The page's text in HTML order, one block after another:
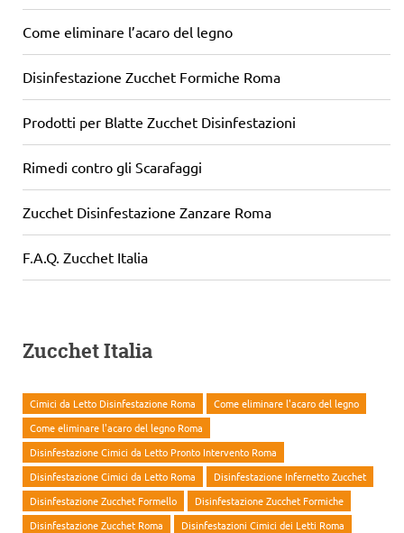
Come eliminare l’acaro del legno
Disinfestazione Zucchet Formiche Roma
Prodotti per Blatte Zucchet Disinfestazioni
Rimedi contro gli Scarafaggi
Zucchet Disinfestazione Zanzare Roma
F.A.Q. Zucchet Italia
Zucchet Italia
Cimici da Letto Disinfestazione Roma
Come eliminare l'acaro del legno
Come eliminare l'acaro del legno Roma
Disinfestazione Cimici da Letto Pronto Intervento Roma
Disinfestazione Cimici da Letto Roma
Disinfestazione Infernetto Zucchet
Disinfestazione Zucchet Formello
Disinfestazione Zucchet Formiche
Disinfestazione Zucchet Roma
Disinfestazioni Cimici dei Letti Roma